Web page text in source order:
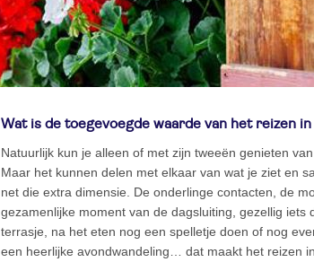
Wat is de toegevoegde waarde van het reizen
Natuurlijk kun je alleen of met zijn tweeën genieten
Maar het kunnen delen met elkaar van wat je ziet en
net die extra dimensie. De onderlinge contacten, de
gezamenlijke moment van de dagsluiting, gezellig iets
terrasje, na het eten nog een spelletje doen of nog
een heerlijke avondwandeling… dat maakt het reizen